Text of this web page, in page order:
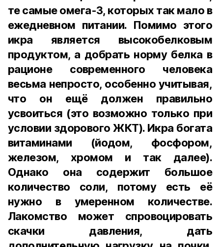
те самые омега-3, которых так мало в
ежедневном питании. Помимо этого
икра является высокобелковым
продуктом, а добрать норму белка в
рационе современного человека
весьма непросто, особенно учитывая,
что он ещё должен правильно
усвоиться (это возможно только при
условии здорового ЖКТ). Икра богата
витаминами (йодом, фосфором,
железом, хромом и так далее).
Однако она содержит большое
количество соли, потому есть её
нужно в умеренном количестве.
Лакомство может спровоцировать
скачки давления, дать